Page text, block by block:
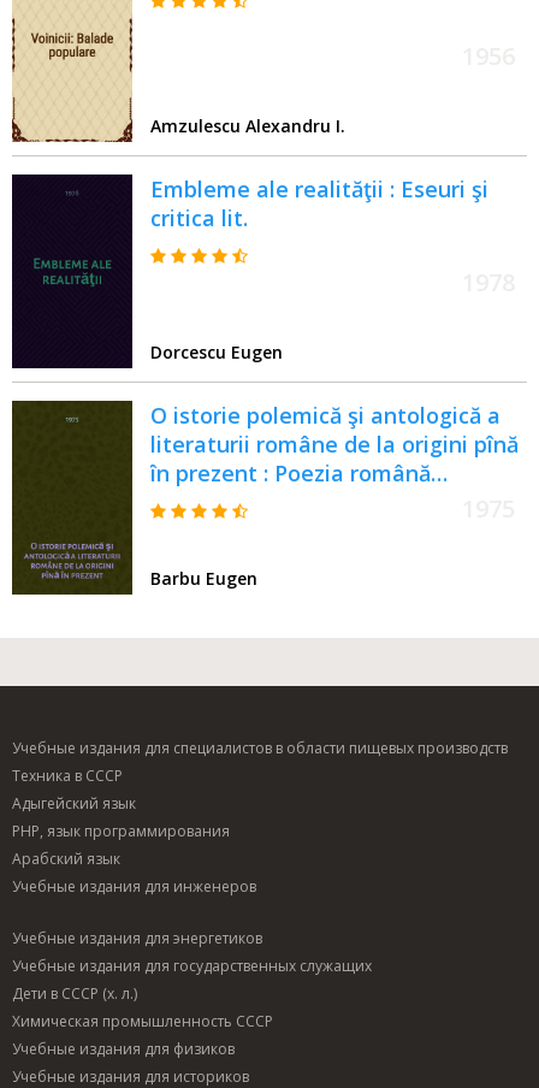
Amzulescu Alexandru I.
Embleme ale realităţii : Eseuri şi
critica lit.
Dorcescu Eugen
O istorie polemică şi antologică a
literaturii române de la origini pînă
în prezent : Poezia română
contemporană
Barbu Eugen
Учебные издания для специалистов в области пищевых производств
Техника в СССР
Адыгейский язык
PHP, язык программирования
Арабский язык
Учебные издания для инженеров
Учебные издания для энергетиков
Учебные издания для государственных служащих
Дети в СССР (х. л.)
Химическая промышленность СССР
Учебные издания для физиков
Учебные издания для историков